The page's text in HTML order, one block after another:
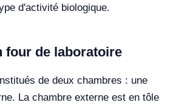
d'activité biologique.
four de laboratoire
de deux chambres : une
La chambre externe est en tôle